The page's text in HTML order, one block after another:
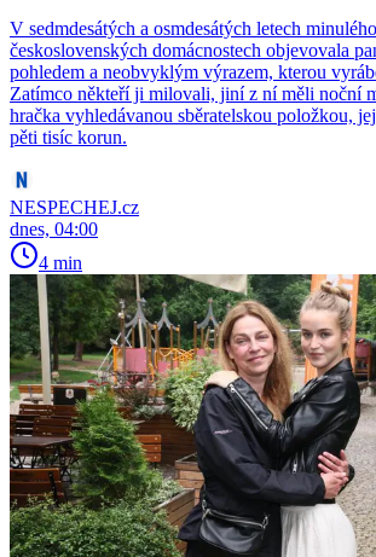
V sedmdesátých a osmdesátých letech
československých domácnostech objevovala
pohledem a neobvyklým výrazem, kterou
Zatímco někteří ji milovali, jiní z ní měli noční
hračka vyhledávanou sběratelskou položkou,
pěti tisíc korun.
NESPECHEJ.cz
dnes, 04:00
4 min